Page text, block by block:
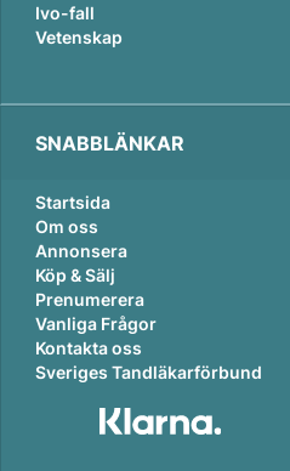
Ivo-fall
Vetenskap
SNABBLÄNKAR
Startsida
Om oss
Annonsera
Köp & Sälj
Prenumerera
Vanliga Frågor
Kontakta oss
Sveriges Tandläkarförbund